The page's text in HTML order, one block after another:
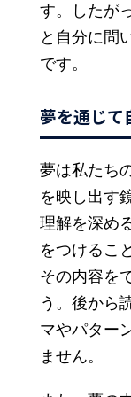
す。したが
と自分に問
です。
夢を通じて
夢は私たち
を映し出す
理解を深め
をつけるこ
その内容を
う。後から
マやパター
ません。